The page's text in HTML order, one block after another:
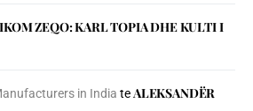
ZEQO: KARL TOPIA DHE KULTI I
in India teALEKSANDËR